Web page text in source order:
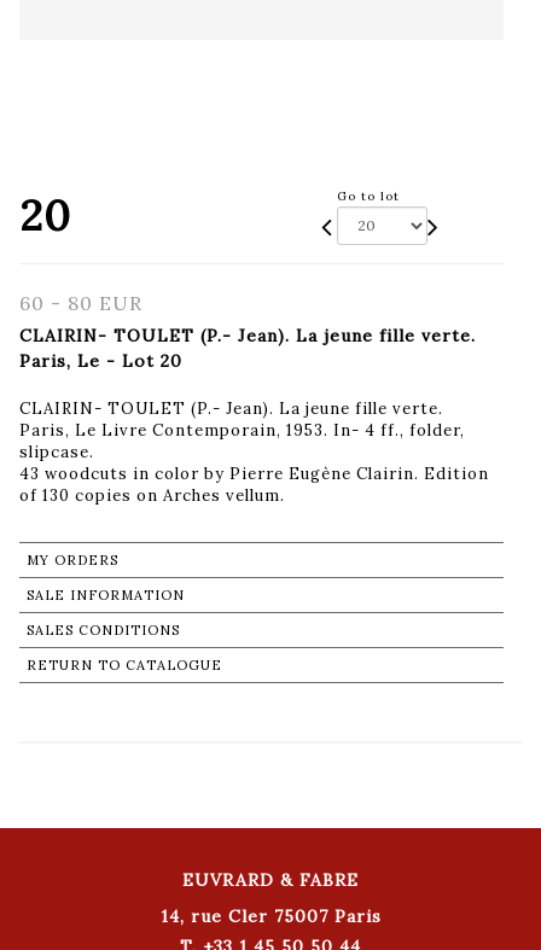
20 Go to lot
60 - 80 EUR
CLAIRIN- TOULET (P.- Jean). La jeune fille verte.
Paris, Le - Lot 20
CLAIRIN- TOULET (P.- Jean). La jeune fille verte.
Paris, Le Livre Contemporain, 1953. In- 4 ff., folder,
slipcase.
43 woodcuts in color by Pierre Eugène Clairin. Edition
of 130 copies on Arches vellum.
MY ORDERS
SALE INFORMATION
SALES CONDITIONS
RETURN TO CATALOGUE
EUVRARD & FABRE
14, rue Cler 75007 Paris